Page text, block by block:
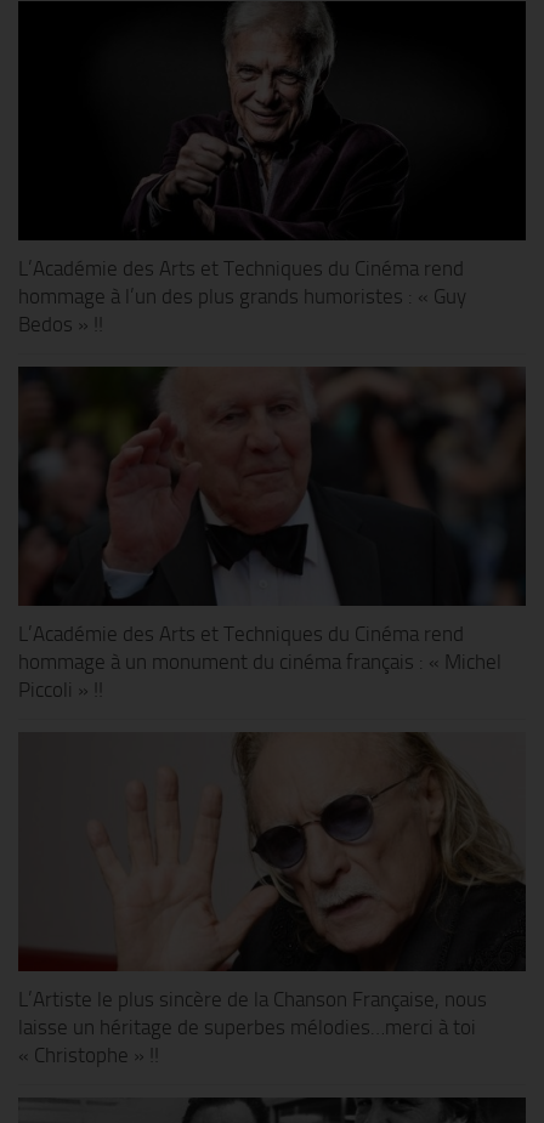
L’Académie des Arts et Techniques du Cinéma rend
hommage à l’un des plus grands humoristes : « Guy
Bedos » !!
L’Académie des Arts et Techniques du Cinéma rend
hommage à un monument du cinéma français : « Michel
Piccoli » !!
L’Artiste le plus sincère de la Chanson Française, nous
laisse un héritage de superbes mélodies…merci à toi
« Christophe » !!